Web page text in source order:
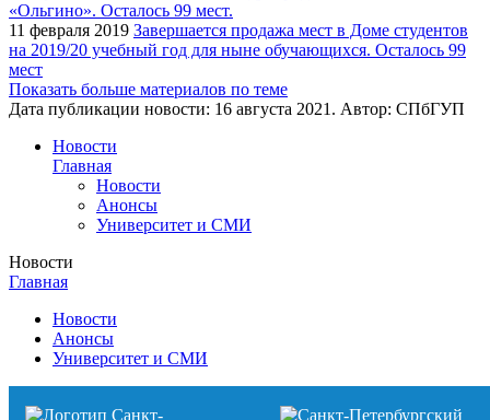
11 февраля 2019 Завершается продажа мест в Доме студентов
на 2019/20 учебный год для ныне обучающихся. Осталось 99
мест
Показать больше материалов по теме
Дата публикации новости: 16 августа 2021 . Автор: СПбГУП
Новости
Главная
Новости
Анонсы
Университет и СМИ
Новости
Главная
Новости
Анонсы
Университет и СМИ